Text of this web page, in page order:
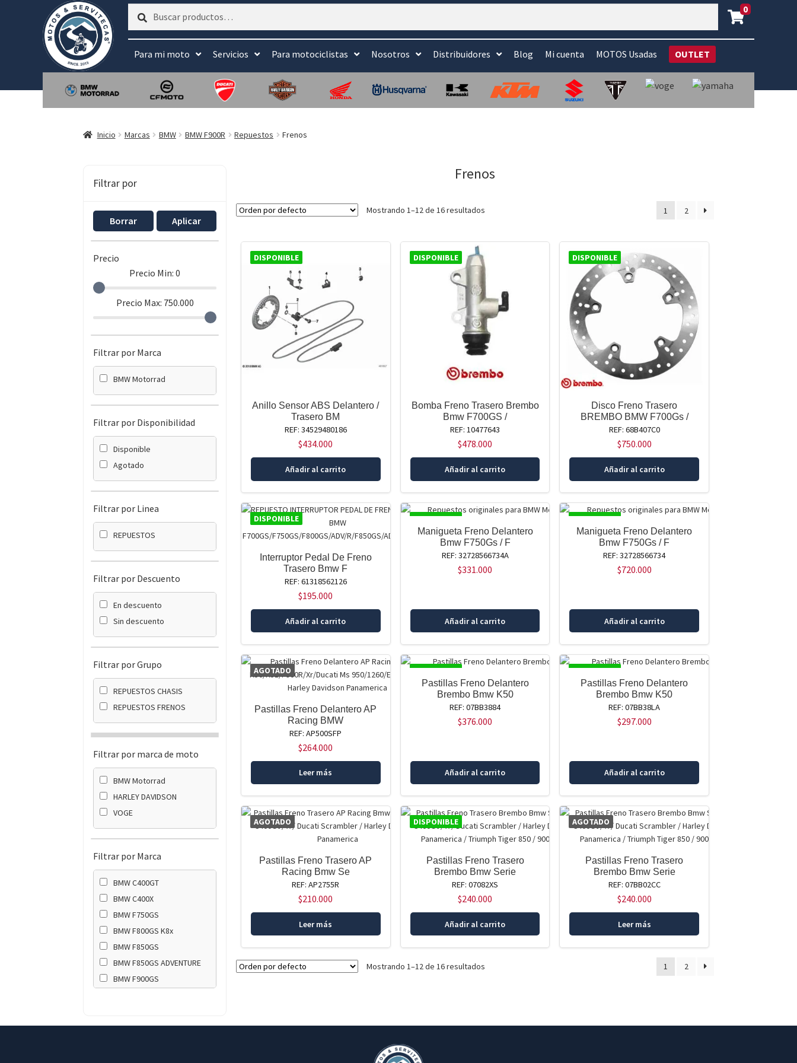
Buscar
Buscar 0
Para mi moto Servicios Para motociclistas Nosotros Distribuidores Blog Mi cuenta MOTOS Usadas OUTLET
Inicio Marcas BMW BMW F900R Repuestos Frenos
Filtrar por
Borrar Aplicar
Precio
Precio Min:0
Precio Max: 750.000
Filtrar por Marca
BMW Motorrad
Filtrar por Disponibilidad
Disponible
Agotado
Filtrar por Linea
REPUESTOS
Filtrar por Descuento
En descuento
Sin descuento
Filtrar por Grupo
REPUESTOS CHASIS
REPUESTOS FRENOS
Filtrar por marca de moto
BMW Motorrad
HARLEY DAVIDSON
VOGE
Filtrar por Marca
BMW C400GT
BMW C400X
BMW F750GS
BMW F800GS K8x
BMW F850GS
BMW F850GS ADVENTURE
BMW F900GS
BMW F900XR
Frenos
Mostrando 1–12 de 16 resultados 1 2
DISPONIBLE
Anillo Sensor ABS Delantero /
Trasero BM
REF: 34529480186
$434.000
Añadir al carrito
DISPONIBLE
Bomba Freno Trasero Brembo
Bmw F700GS /
REF: 10477643
$478.000
Añadir al carrito
DISPONIBLE
Disco Freno Trasero
BREMBO BMW F700Gs /
REF: 68B407C0
$750.000
Añadir al carrito
DISPONIBLE
Interruptor Pedal De Freno
Trasero Bmw F
REF: 61318562126
$195.000
Añadir al carrito
DISPONIBLE
Manigueta Freno Delantero
Bmw F750Gs / F
REF: 32728566734A
$331.000
Añadir al carrito
DISPONIBLE
Manigueta Freno Delantero
Bmw F750Gs / F
REF: 32728566734
$720.000
Añadir al carrito
AGOTADO
Pastillas Freno Delantero AP
Racing BMW
REF: AP500SFP
$264.000
Leer más
DISPONIBLE
Pastillas Freno Delantero
Brembo Bmw K50
REF: 07BB3884
$376.000
Añadir al carrito
DISPONIBLE
Pastillas Freno Delantero
Brembo Bmw K50
REF: 07BB38LA
$297.000
Añadir al carrito
AGOTADO
Pastillas Freno Trasero AP
Racing Bmw Se
REF: AP2755R
$210.000
Leer más
DISPONIBLE
Pastillas Freno Trasero
Brembo Bmw Serie
REF: 07082XS
$240.000
Añadir al carrito
AGOTADO
Pastillas Freno Trasero
Brembo Bmw Serie
REF: 07BB02CC
$240.000
Leer más
Mostrando 1–12 de 16 resultados 1 2